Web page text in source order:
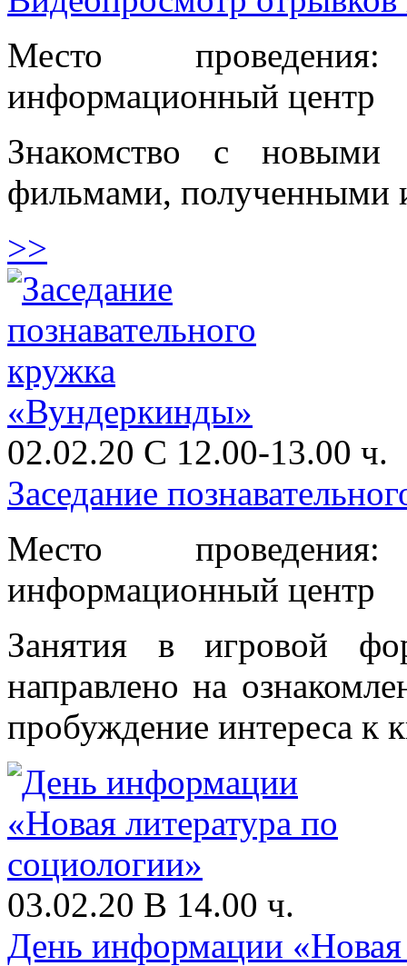
Место
информационный центр
Знакомство с
фильмами, полученными
>>
02.02.20 С 12.00-13.00 ч.
Заседание
Место
информационный центр
Занятия в игровой
направлено на
пробуждение интереса к
03.02.20 В 14.00 ч.
День информации «Новая